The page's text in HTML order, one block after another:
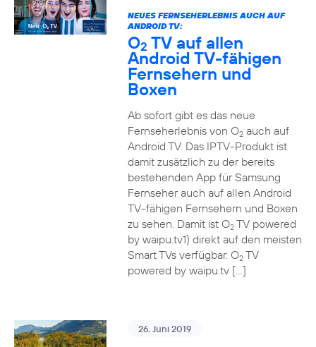
NEUES FERNSEHERLEBNIS AUCH AUF
ANDROID TV:
O2 TV auf allen
Android TV-fähigen
Fernsehern und
Boxen
Ab sofort gibt es das neue
Fernseherlebnis von O2auch auf
Android TV. Das IPTV-Produkt ist
damit zusätzlich zu der bereits
bestehenden App für Samsung
Fernseher auch auf allen Android
TV-fähigen Fernsehern und Boxen
zu sehen. Damit ist O2TV powered
by waipu.tv1) direkt auf den meisten
Smart TVs verfügbar. O2TV
powered by waipu.tv […]
26. Juni 2019